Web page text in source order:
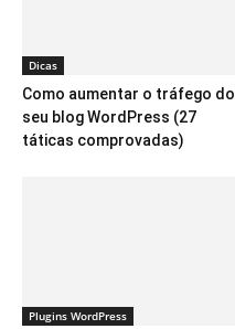
Dicas
Como aumentar o tráfego do
seu blog WordPress (27
táticas comprovadas)
Plugins WordPress